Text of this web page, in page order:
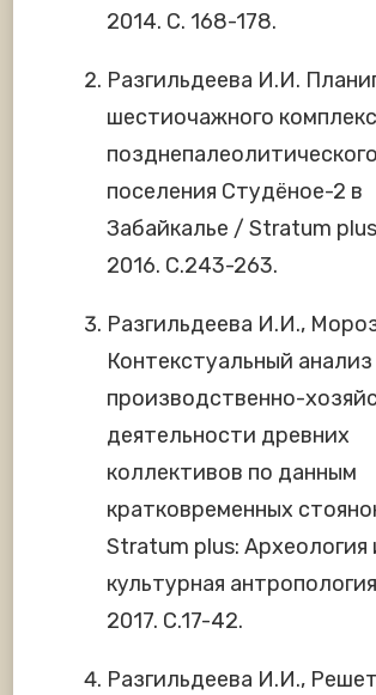
2014. С. 168-178.
Разгильдеева И.И.
шестиочажного
позднепалеолитического
поселения Студёное-2 в
Забайкалье / Stratum
2016. С.243-263.
Разгильдеева И.И.,
Контекстуальный анализ
производственно-
деятельности древних
коллективов по данным
кратковременных
Stratum plus: Археология
культурная
2017. С.17-42.
Разгильдеева И.И.,